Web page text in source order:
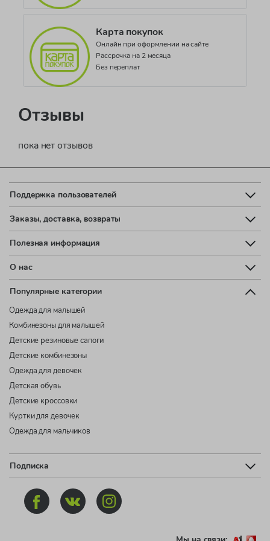
Карта покупок
Онлайн при оформлении на сайте
Рассрочка на 2 месяца
Без переплат
Отзывы
пока нет отзывов
Поддержка пользователей
Заказы, доставка, возвраты
Полезная информация
О нас
Популярные категории
Одежда для малышей
Комбинезоны для малышей
Детские резиновые сапоги
Детские комбинезоны
Одежда для девочек
Детская обувь
Детские кроссовки
Куртки для девочек
Одежда для мальчиков
Подписка